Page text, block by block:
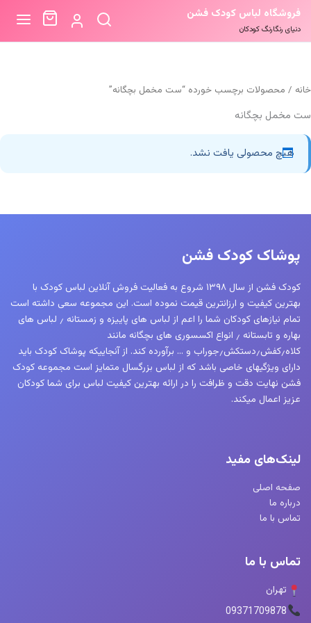
فروشگاه لباس کودک فشن
دنیای رنگارنگ کودکان
خانه / محصولات برچسب خورده “ست مخمل بچگانه”
ست مخمل بچگانه
هیچ محصولی یافت نشد.
پوشاک کودک فشن
کودک فشن از سال ۱۳۹۸ شروع به فعالیت فروش آنلاین لباس کودک با
بهترین کیفیت و ارزانترین قیمت نموده است. این مجموعه سعی داشته است
تمام نیازهای کودکان شما را اعم از لباس های پاییزه و زمستانه ٫ لباس های
بهاره و تابستانه ٫ انواع اکسسوری های بچگانه مانند
کلاه٫کفش٫دستکش٫جوراب و … برآورده کند. از آنجاییکه پوشاک کودک باید
دارای ویژگیهای خاصی باشد که از لباس بزرگسال متمایز است مجموعه کودک
فشن نهایت دقت و ظرافت را در ارائه بهترین کیفیت لباس برای شما کودکان
عزیز اعمال میکند.
لینک‌های مفید
صفحه اصلی
درباره ما
تماس با ما
تماس با ما
تهران
09371709878